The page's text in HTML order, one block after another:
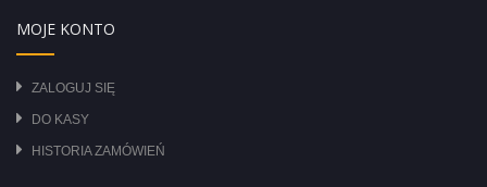
MOJE KONTO
ZALOGUJ SIĘ
DO KASY
HISTORIA ZAMÓWIEŃ